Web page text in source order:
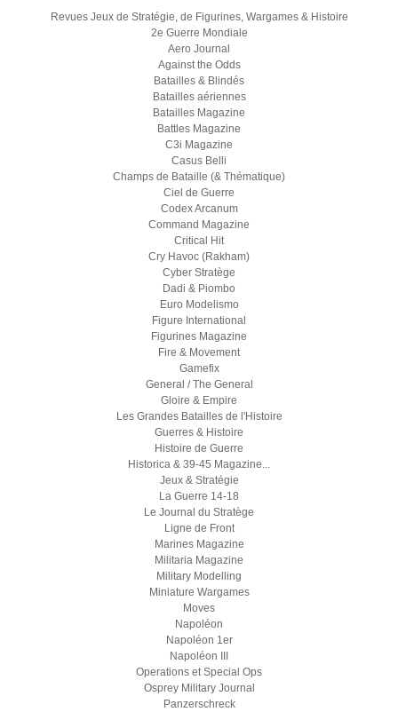
Revues Jeux de Stratégie, de Figurines, Wargames & Histoire
2e Guerre Mondiale
Aero Journal
Against the Odds
Batailles & Blindés
Batailles aériennes
Batailles Magazine
Battles Magazine
C3i Magazine
Casus Belli
Champs de Bataille (& Thématique)
Ciel de Guerre
Codex Arcanum
Command Magazine
Critical Hit
Cry Havoc (Rakham)
Cyber Stratège
Dadi & Piombo
Euro Modelismo
Figure International
Figurines Magazine
Fire & Movement
Gamefix
General / The General
Gloire & Empire
Les Grandes Batailles de l'Histoire
Guerres & Histoire
Histoire de Guerre
Historica & 39-45 Magazine...
Jeux & Stratégie
La Guerre 14-18
Le Journal du Stratège
Ligne de Front
Marines Magazine
Militaria Magazine
Military Modelling
Miniature Wargames
Moves
Napoléon
Napoléon 1er
Napoléon III
Operations et Special Ops
Osprey Military Journal
Panzerschreck